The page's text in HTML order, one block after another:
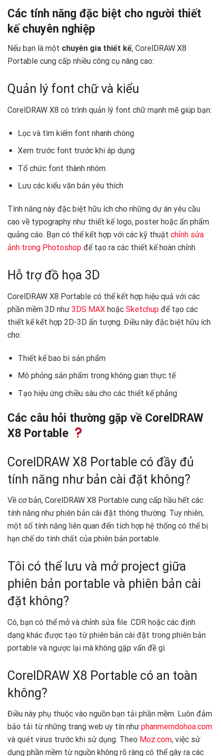
Các tính năng đặc biệt cho người thiết
kế chuyên nghiệp ‍
Nếu bạn là một chuyên gia thiết kế, CorelDRAW X8
Portable cung cấp nhiều công cụ nâng cao:
Quản lý font chữ và kiểu
CorelDRAW X8 có trình quản lý font chữ mạnh mẽ giúp bạn:
Lọc và tìm kiếm font nhanh chóng
Xem trước font trước khi áp dụng
Tổ chức font thành nhóm
Lưu các kiểu văn bản yêu thích
Tính năng này đặc biệt hữu ích cho những dự án yêu cầu
cao về typography như thiết kế logo, poster hoặc ấn phẩm
quảng cáo. Bạn có thể kết hợp với các kỹ thuật chỉnh sửa
ảnh trong Photoshop để tạo ra các thiết kế hoàn chỉnh.
Hỗ trợ đồ họa 3D
CorelDRAW X8 Portable có thể kết hợp hiệu quả với các
phần mềm 3D như 3DS MAX hoặc Sketchup để tạo các
thiết kế kết hợp 2D-3D ấn tượng. Điều này đặc biệt hữu ích
cho:
Thiết kế bao bì sản phẩm
Mô phỏng sản phẩm trong không gian thực tế
Tạo hiệu ứng chiều sâu cho các thiết kế phẳng
Các câu hỏi thường gặp về CorelDRAW
X8 Portable
CorelDRAW X8 Portable có đầy đủ
tính năng như bản cài đặt không?
Về cơ bản, CorelDRAW X8 Portable cung cấp hầu hết các
tính năng như phiên bản cài đặt thông thường. Tuy nhiên,
một số tính năng liên quan đến tích hợp hệ thống có thể bị
hạn chế do tính chất của phiên bản portable.
Tôi có thể lưu và mở project giữa
phiên bản portable và phiên bản cài
đặt không?
Có, bạn có thể mở và chỉnh sửa file .CDR hoặc các định
dạng khác được tạo từ phiên bản cài đặt trong phiên bản
portable và ngược lại mà không gặp vấn đề gì.
CorelDRAW X8 Portable có an toàn
không?
Điều này phụ thuộc vào nguồn bạn tải phần mềm. Luôn đảm
bảo tải từ những trang web uy tín như phanmemdohoa.com
và quét virus trước khi sử dụng. Theo Moz.com, việc sử
dụng phần mềm từ nguồn không rõ ràng có thể gây ra các